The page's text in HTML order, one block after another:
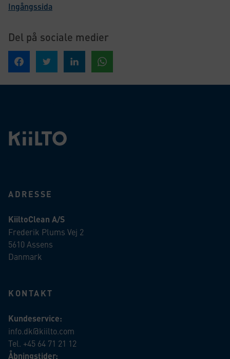
Ingångssida
Del på sociale medier
Del på Facebook Del på Twitter
ADRESSE
KiiltoClean A/S
Frederik Plums Vej 2
5610 Assens
Danmark
KONTAKT
Kundeservice:
info.dk@kiilto.com
Tel. +45 64 71 21 12
Åbningstider: